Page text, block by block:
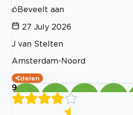
Beveelt aan
27 July 2026
J van Stelten
Amsterdam-Noord
delen
9